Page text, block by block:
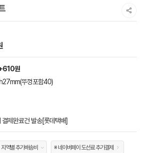
원
뚜껑포함40)
제완료건 발송[롯데택배]
지역별 추가배송비 ※ 네이버페이 도선료 추가결제